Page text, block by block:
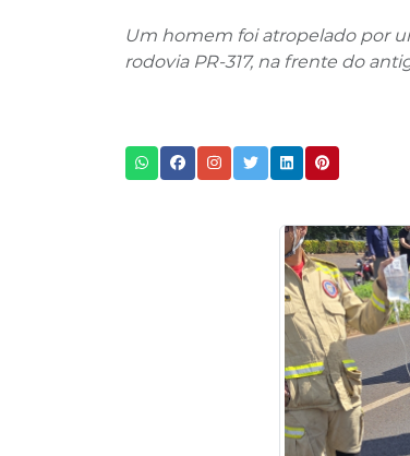
Um homem foi atropelado por
rodovia PR-317, na frente do